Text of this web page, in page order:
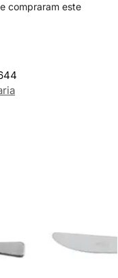
compraram este